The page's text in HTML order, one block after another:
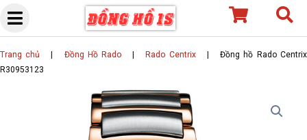
Skip
content
Trang chủ Đồng Hồ Rado Rado Centrix| Đồng hồ Rado Centrix
R30953123